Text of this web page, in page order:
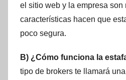
el sitio web y la empresa son
características hacen que
poco segura.
B) ¿Cómo funciona la
tipo de brokers te llamará